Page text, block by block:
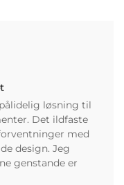
løsning til
Det ildfaste
med
design. Jeg
genstande er